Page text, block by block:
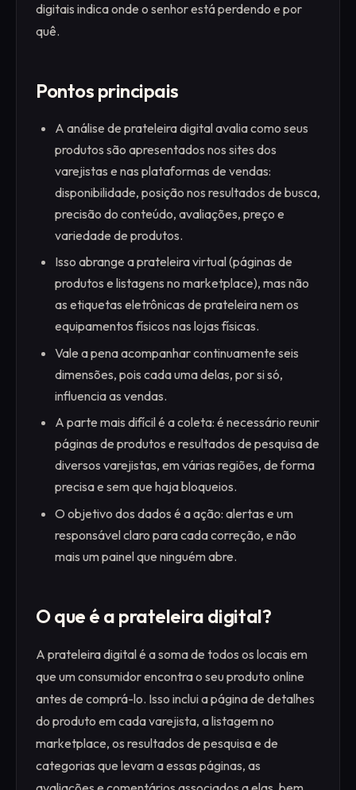
digitais indica onde o senhor está perdendo e por
quê.
Pontos principais
A análise de prateleira digital avalia como seus
produtos são apresentados nos sites dos
varejistas e nas plataformas de vendas:
disponibilidade, posição nos resultados de busca,
precisão do conteúdo, avaliações, preço e
variedade de produtos.
Isso abrange a prateleira virtual (páginas de
produtos e listagens no marketplace), mas não
as etiquetas eletrônicas de prateleira nem os
equipamentos físicos nas lojas físicas.
Vale a pena acompanhar continuamente seis
dimensões, pois cada uma delas, por si só,
influencia as vendas.
A parte mais difícil é a coleta: é necessário reunir
páginas de produtos e resultados de pesquisa de
diversos varejistas, em várias regiões, de forma
precisa e sem que haja bloqueios.
O objetivo dos dados é a ação: alertas e um
responsável claro para cada correção, e não
mais um painel que ninguém abre.
O que é a prateleira digital?
A prateleira digital é a soma de todos os locais em
que um consumidor encontra o seu produto online
antes de comprá-lo. Isso inclui a página de detalhes
do produto em cada varejista, a listagem no
marketplace, os resultados de pesquisa e de
categorias que levam a essas páginas, as